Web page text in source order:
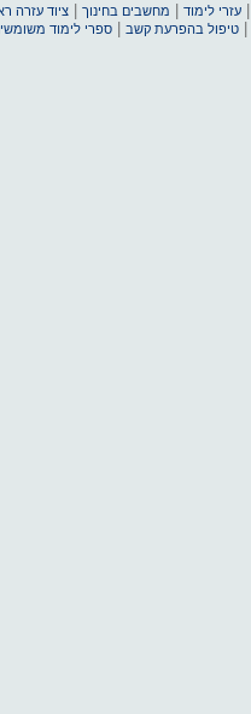
עזרי לימוד מחשבים בחינוך |ציוד עזרה
|טיפול בהפרעת קשב |ספרי לימוד